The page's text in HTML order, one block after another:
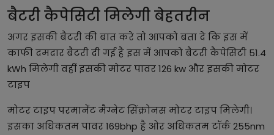
बैटरी कैपेसिटी मिलेगी बेहतरीन
अगर इसकी बैटरी की बात करे तो आपको बता दे कि इस में
काफी दमदार बैटरी दी गई है इस में आपको बैटरी कैपेसिटी 51.4
kWh मिलेगी वहीं इसकी मोटर पावर 126 kw और इसकी मोटर
टाइप
मोटर टाइप परमानेंट मैग्नेट सिंक्रोनस मोटर टाइप मिलेगी।
इसका अधिकतम पावर 169bhp है ओर अधिकतम टॉर्क 255nm